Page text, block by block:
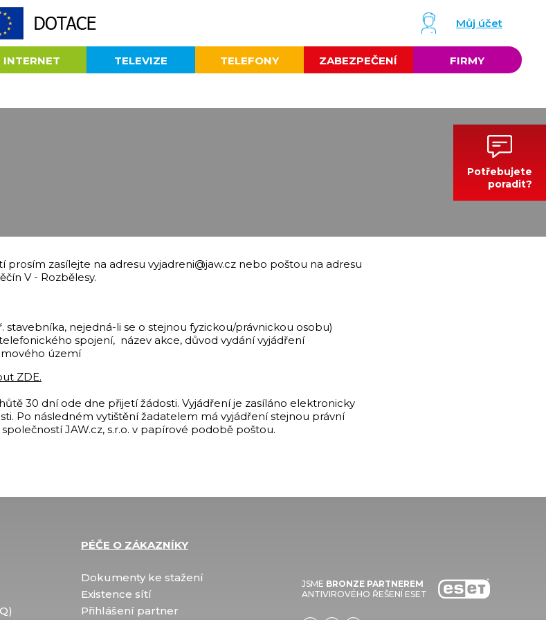
Můj účet
INTERNET TELEVIZE TELEFONY ZABEZPEČENÍ FIRMY
Potřebujete
poradit?
prosím zasílejte na adresu vyjadreni@jaw.cz nebo poštou na adresu
V - Rozbělesy.
nejedná-li se o stejnou fyzickou/právnickou osobu)
spojení, název akce, důvod vydání vyjádření
území
ZDE.
30 dní ode dne přijetí žádosti. Vyjádření je zasíláno elektronicky
Po následném vytištění žadatelem má vyjádření stejnou právní
JAW.cz, s.r.o. v papírové podobě poštou.
PÉČE O ZÁKAZNÍKY
Dokumenty ke stažení
Existence sítí
Přihlášení partner
JSME BRONZE PARTNEREM
ANTIVIROVÉHO ŘEŠENÍ ESET